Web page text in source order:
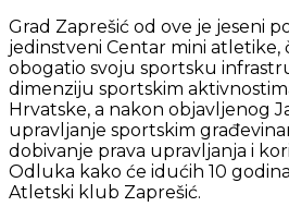
Grad Zaprešić od ove je jeseni
jedinstveni Centar mini atletike,
obogatio svoju sportsku
dimenziju sportskim
Hrvatske, a nakon objavljenog
upravljanje sportskim
dobivanje prava upravljanja i
Odluka kako će idućih 10
Atletski klub Zaprešić.